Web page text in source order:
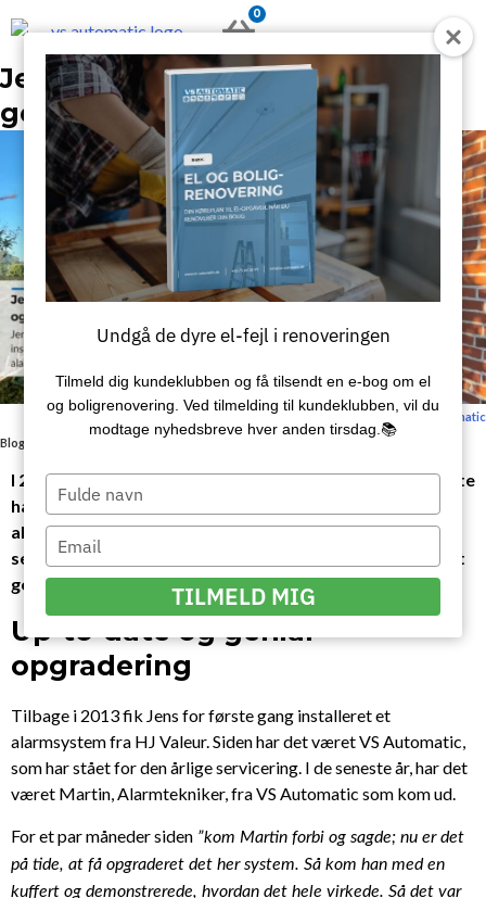
til
indholdet
0
KURV
Jens opgraderede til trygt og
genialt alarmsystem
Sidst redigeret: 31. oktober 2022 / Skrevet af:
VS Automatic
Blog
I 2013 var Jens så uheldig at have indbrud. Herefter valgte
han at kontakte HJ Valeur og fik installeret et
alarmsystem med overvågning. Og her næsten 10 år
senere hjalp VS Automatic igen med en opgradering til et
genialt alarmsystem.
Up-to-dateog genial
opgradering
Tilbage i 2013 fik Jens for første gang installeret et
alarmsystem fra HJ Valeur. Siden har det været VS Automatic,
som har stået for den årlige servicering. I de seneste år, har det
været Martin, Alarmtekniker, fra VS Automatic som kom ud
For et par måneder siden ”kom Martin forbi og sagde; nu er det
på tide, at få opgraderet det her system. Så kom han med en
kuffert og demonstrerede, hvordan det hele virkede. Så det var
Undgå de dyre el-fejl i renoveringen
Tilmeld dig kundeklubben og få tilsendt en e‑bog om el
og boligrenovering. Ved tilmelding til kundeklubben, vil du
modtage nyhedsbreve hver anden tirsdag.📚
Type
your
name
Type
your
email
TILMELD MIG